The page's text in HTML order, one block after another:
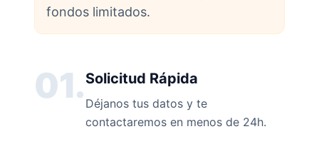
fondos limitados.
01.Solicitud Rápida
Déjanos tus datos y te
contactaremos en menos de 24h.